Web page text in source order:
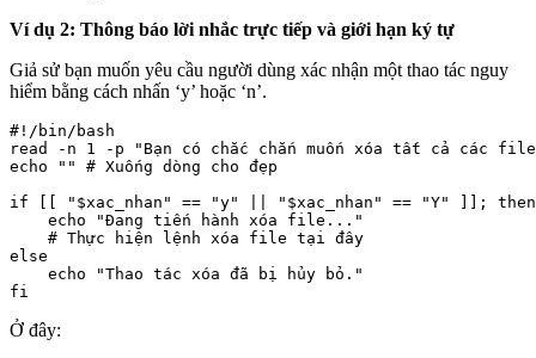
Ví dụ 2: Thông báo lời nhắc trực tiếp và giới hạn ký tự
Giả sử bạn muốn yêu cầu người dùng xác nhận một thao tác nguy
hiểm bằng cách nhấn ‘y’ hoặc ‘n’.
#!/bin/bash
read -n 1 -p "Bạn có chắc chắn muốn xóa tất cả các
echo "" # Xuống dòng cho đẹp
if [[ "$xac_nhan" == "y" || "$xac_nhan" == "Y" ]]; then
    echo "Đang tiến hành xóa file..."
    # Thực hiện lệnh xóa file tại đây
else
    echo "Thao tác xóa đã bị hủy bỏ."
Ở đây: